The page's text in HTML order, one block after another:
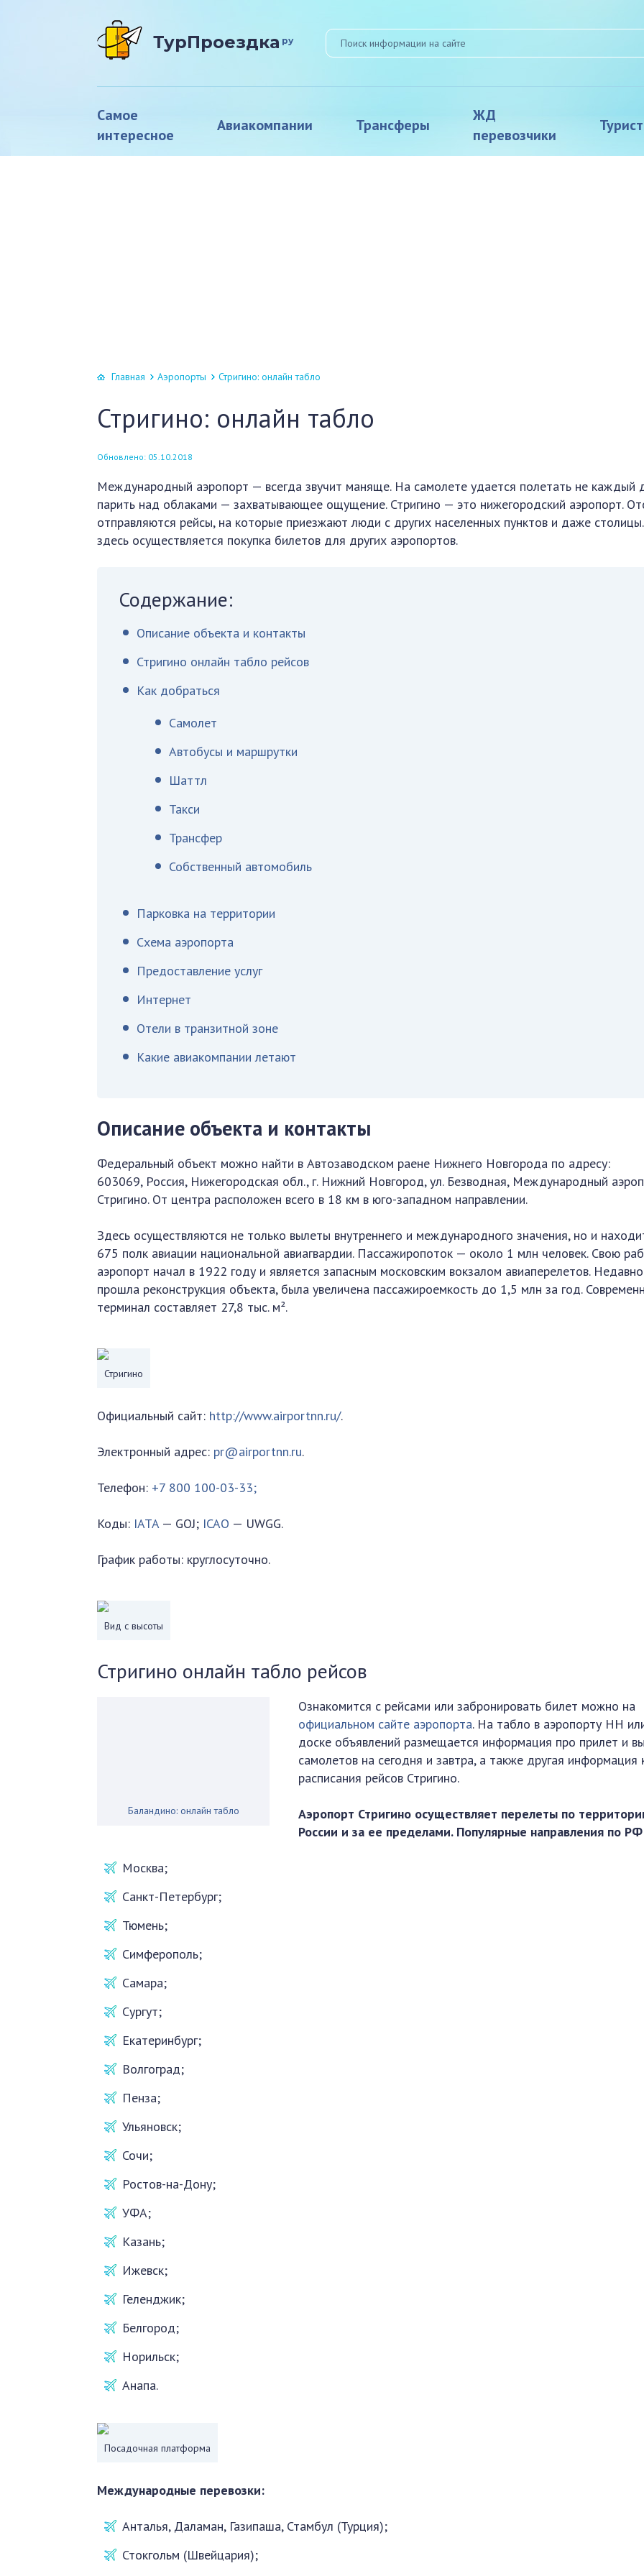
ТурПроездка ру
Самое
интересное
Авиакомпании Трансферы
ЖД
перевозчики
Главная Аэропорты Стригино: онлайн табло
Стригино: онлайн табло
Обновлено: 05.10.2018
Международный аэропорт — всегда звучит маняще. На самолете удается полетать не каждый
парить над облаками — захватывающее ощущение. Стригино — это нижегородский аэропорт.
отправляются рейсы, на которые приезжают люди с других населенных пунктов и даже
здесь осуществляется покупка билетов для других аэропортов.
Содержание:
Описание объекта и контакты
Стригино онлайн табло рейсов
Как добраться
Самолет
Автобусы и маршрутки
Шаттл
Такси
Трансфер
Собственный автомобиль
Парковка на территории
Схема аэропорта
Предоставление услуг
Интернет
Отели в транзитной зоне
Какие авиакомпании летают
Описание объекта и контакты
Федеральный объект можно найти в Автозаводском раене Нижнего Новгорода по адресу:
603069, Россия, Нижегородская обл., г. Нижний Новгород, ул. Безводная, Международный
Стригино. От центра расположен всего в 18 км в юго-западном направлении.
Здесь осуществляются не только вылеты внутреннего и международного значения, но и
675 полк авиации национальной авиагвардии. Пассажиропоток — около 1 млн человек. Свою
аэропорт начал в 1922 году и является запасным московским вокзалом авиаперелетов. Недавно
прошла реконструкция объекта, была увеличена пассажироемкость до 1,5 млн за год.
терминал составляет 27,8 тыс. м².
Стригино
Официальный сайт: http://www.airportnn.ru/.
Электронный адрес: pr@airportnn.ru.
Телефон: +7 800 100-03-33;
Коды: IATA— GOJ; ICAO — UWGG.
График работы: круглосуточно.
Вид с высоты
Стригино онлайн табло рейсов
Баландино: онлайн табло
Ознакомится с рейсами или забронировать билет можно на
официальном сайте аэропорта. На табло в аэропорту НН
доске объявлений размещается информация про прилет и
самолетов на сегодня и завтра, а также другая информация
расписания рейсов Стригино.
Аэропорт Стригино осуществляет перелеты по
России и за ее пределами. Популярные направления по
Москва;
Санкт-Петербург;
Тюмень;
Симферополь;
Самара;
Сургут;
Екатеринбург;
Волгоград;
Пенза;
Ульяновск;
Сочи;
Ростов-на-Дону;
УФА;
Казань;
Ижевск;
Геленджик;
Белгород;
Норильск;
Анапа.
Посадочная платформа
Международные перевозки:
Анталья, Даламан, Газипаша, Стамбул (Турция);
Стокгольм (Швейцария);